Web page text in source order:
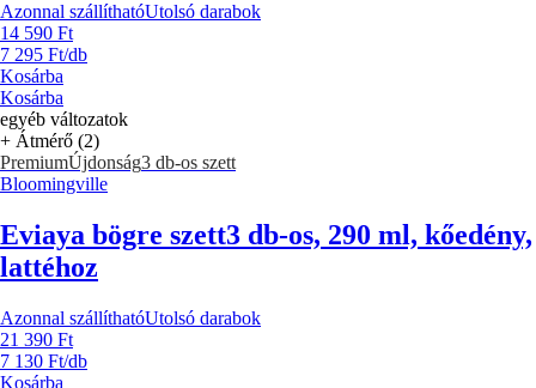
Azonnal szállíthatóUtolsó darabok
14 590 Ft
7 295 Ft/db
Kosárba
Kosárba
egyéb változatok
+ Átmérő (2)
PremiumÚjdonság3 db-os szett
Bloomingville
Eviaya bögre szett3 db-os, 290 ml, kőedény,
lattéhoz
Azonnal szállíthatóUtolsó darabok
21 390 Ft
7 130 Ft/db
Kosárba